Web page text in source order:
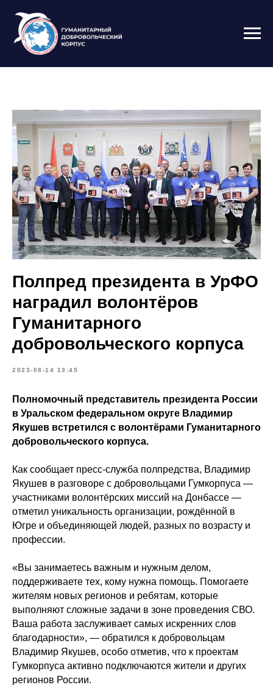
Полпред президента в УрФО
наградил волонтёров
Гуманитарного
добровольческого корпуса
2023-08-14 13:45
Полномочный представитель президента России
в Уральском федеральном округе Владимир
Якушев встретился с волонтёрами Гуманитарного
добровольческого корпуса.
Как сообщает пресс-служба полпредства, Владимир
Якушев в разговоре с добровольцами Гумкорпуса —
участниками волонтёрских миссий на Донбассе —
отметил уникальность организации, рождённой в
Югре и объединяющей людей, разных по возрасту и
профессии.
«Вы занимаетесь важным и нужным делом,
поддерживаете тех, кому нужна помощь. Помогаете
жителям новых регионов и ребятам, которые
выполняют сложные задачи в зоне проведения СВО.
Ваша работа заслуживает самых искренних слов
благодарности», — обратился к добровольцам
Владимир Якушев, особо отметив, что к проектам
Гумкорпуса активно подключаются жители и других
регионов России.